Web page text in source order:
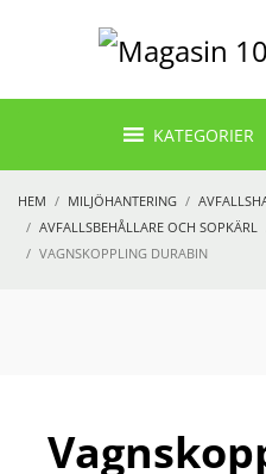
KATEGORIER
HEM MILJÖHANTERING
AVFALLSBEHÅLLARE OCH SOPKÄRL
VAGNSKOPPLING DURABIN